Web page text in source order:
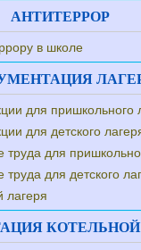
АНТИТЕРРОР
в школе
для пришкольного
для детского
труда для
для детского
лагеря